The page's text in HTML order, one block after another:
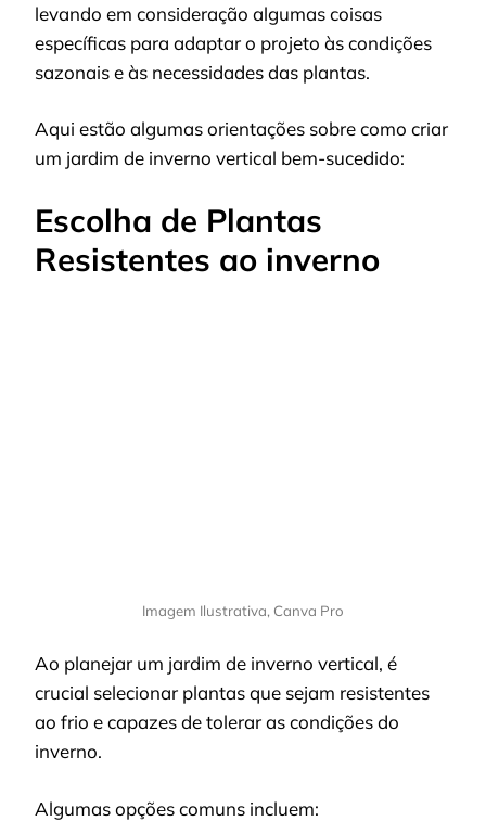
levando em consideração algumas coisas
específicas para adaptar o projeto às condições
sazonais e às necessidades das plantas.
Aqui estão algumas orientações sobre como criar
um jardim de inverno vertical bem-sucedido:
Escolha de Plantas
Resistentes ao inverno
Imagem Ilustrativa, Canva Pro
Ao planejar um jardim de inverno vertical, é
crucial selecionar plantas que sejam resistentes
ao frio e capazes de tolerar as condições do
inverno.
Algumas opções comuns incluem: